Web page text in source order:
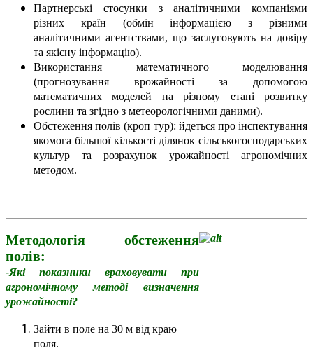
Партнерські стосунки з аналітичними компаніями
різних країн (обмін інформацією з різними
аналітичними агентствами, що заслуговують на довіру
та якісну інформацію).
Використання математичного моделювання
(прогнозування врожайності за допомогою
математичних моделей на різному етапі розвитку
рослини та згідно з метеорологічними даними).
Обстеження полів (кроп тур): йдеться про інспектування
якомога більшої кількості ділянок сільськогосподарських
культур та розрахунок урожайності агрономічних
методом.
Методологія обстеження
полів:
-Які показники враховувати при
агрономічному методі визначення
урожайності?
Зайти в поле на 30 м від краю
поля.